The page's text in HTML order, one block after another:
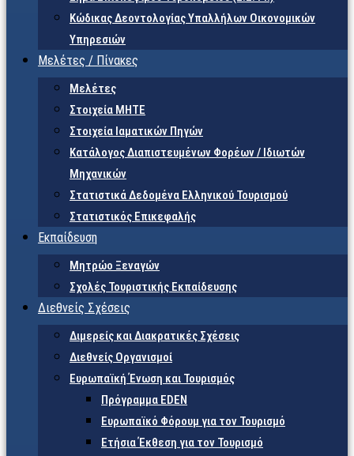
Κώδικας Δεοντολογίας Υπαλλήλων Οικονομικών
Υπηρεσιών
Μελέτες / Πίνακες
Μελέτες
Στοιχεία ΜΗΤΕ
Στοιχεία Ιαματικών Πηγών
Κατάλογος Διαπιστευμένων Φορέων / Ιδιωτών
Μηχανικών
Στατιστικά Δεδομένα Ελληνικού Τουρισμού
Στατιστικός Επικεφαλής
Εκπαίδευση
Μητρώο Ξεναγών
Σχολές Τουριστικής Εκπαίδευσης
Διεθνείς Σχέσεις
Διμερείς και Διακρατικές Σχέσεις
Διεθνείς Οργανισμοί
Ευρωπαϊκή Ένωση και Τουρισμός
Πρόγραμμα EDEN
Ευρωπαϊκό Φόρουμ για τον Τουρισμό
Ετήσια Έκθεση για τον Τουρισμό